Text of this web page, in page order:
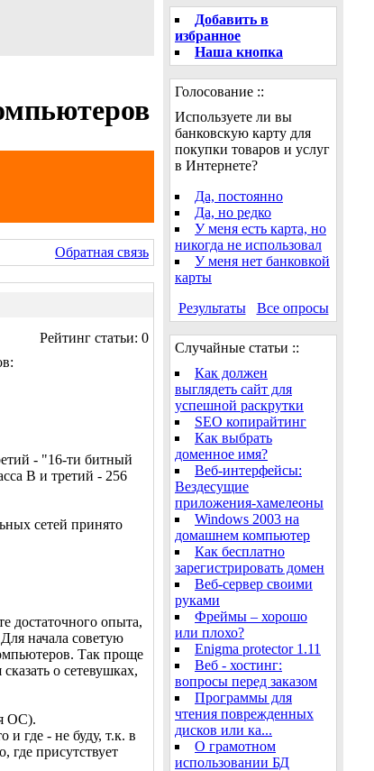
Обратная связь
Рейтинг статьи: 0
- "16-ти битный
B и третий - 256
сетей принято
достаточного опыта,
начала советую
Так проще
о сетевушках,
ОС).
где - не буду, т.к. в
где присутствует
Добавить в
избранное
Наша кнопка
Голосование ::
Используете ли вы
банковскую карту для
покупки товаров и услуг
в Интернете?
Да, постоянно
Да, но редко
У меня есть карта, но
никогда не использовал
У меня нет банковкой
карты
Результаты
Все опросы
Случайные статьи ::
Как должен
выглядеть сайт для
успешной раскрутки
SEO копирайтинг
Как выбрать
доменное имя?
Веб-интерфейсы:
Вездесущие
приложения-хамелеоны
Windows 2003 на
домашнем компьютер
Как бесплатно
зарегистрировать домен
Веб-сервер своими
руками
Фреймы – хорошо
или плохо?
Enigma protector 1.11
Веб - хостинг:
вопросы перед заказом
Программы для
чтения поврежденных
дисков или ка...
О грамотном
использовании БД